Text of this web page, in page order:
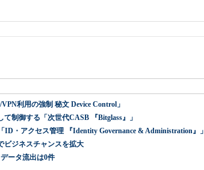
利用の強制 秘文 Device Control」
制御する「次世代CASB 『Bitglass』」
・アクセス管理 『Identity Governance & Administration』」
ビジネスチャンスを拡大
ータ流出は0件